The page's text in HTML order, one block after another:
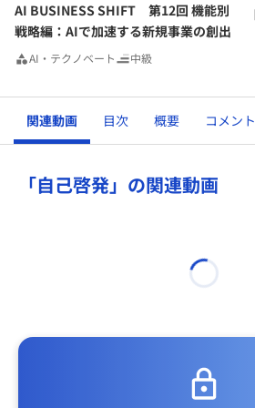
AI BUSINESS SHIFT 第12回 機能別
戦略編：AIで加速する新規事業の創出
AI・テクノベート 中級
関連動画 目次 概要 コメント
「自己啓発」の関連動画